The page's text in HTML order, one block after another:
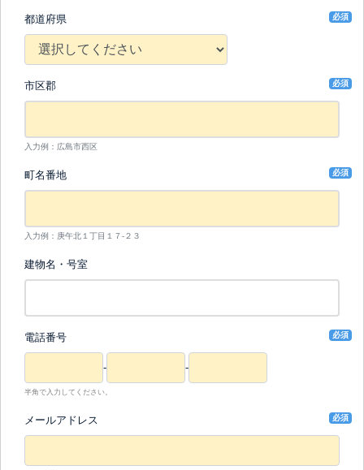
都道府県 必須
市区郡 必須
入力例：広島市西区
町名番地 必須
入力例：庚午北１丁目１７-２３
建物名・号室
電話番号 必須
- -
半角で入力してください。
メールアドレス 必須